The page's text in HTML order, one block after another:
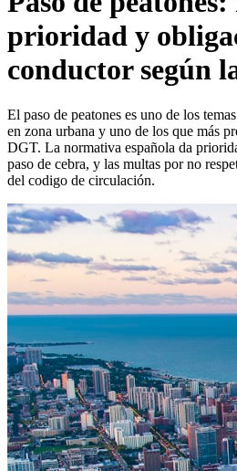
prioridad y
conductor según
El paso de peatones es uno de los
en zona urbana y uno de los que más
DGT. La normativa española da
paso de cebra, y las multas por no
del codigo de circulación.